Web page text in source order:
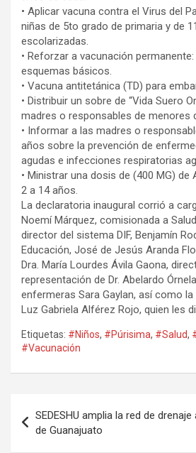
• Aplicar vacuna contra el Virus del
niñas de 5to grado de primaria y de
escolarizadas.
• Reforzar a vacunación
esquemas básicos.
• Vacuna antitetánica (TD) para
• Distribuir un sobre de “Vida Suero
madres o responsables de menores
• Informar a las madres o
años sobre la prevención de
agudas e infecciones respiratorias
• Ministrar una dosis de (400 MG) de
2 a 14 años.
La declaratoria inaugural corrió a
Noemí Márquez, comisionada a
director del sistema DIF, Benjamín
Educación, José de Jesús Aranda
Dra. María Lourdes Ávila Gaona,
representación de Dr. Abelardo
enfermeras Sara Gaylan, así como
Luz Gabriela Alférez Rojo, quien les
Etiquetas: #Niños, #Púrisima, #Salud,
#Vacunación
de
SEDESHU amplia la red de
de Guanajuato